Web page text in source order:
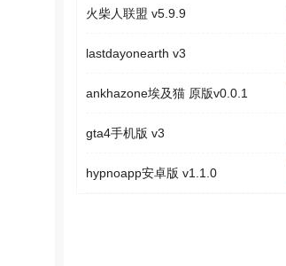
火柴人联盟 v5.9.9
lastdayonearth v3
ankhazone埃及猫 原版v0.0.1
gta4手机版 v3
hypnoapp安卓版 v1.1.0